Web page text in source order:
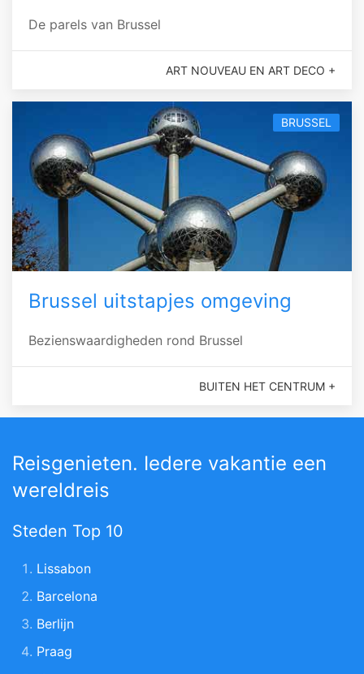
De parels van Brussel
ART NOUVEAU EN ART DECO +
BRUSSEL
Brussel uitstapjes omgeving
Bezienswaardigheden rond Brussel
BUITEN HET CENTRUM +
Reisgenieten. Iedere vakantie een
wereldreis
Steden Top 10
Lissabon
Barcelona
Berlijn
Praag